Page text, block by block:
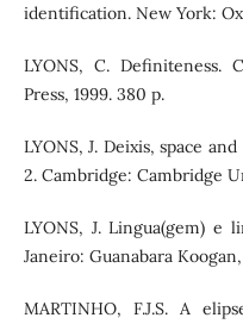
identification. New York:
LYONS, C. Definiteness.
Press, 1999. 380 p.
LYONS, J. Deixis, space
2. Cambridge: Cambridge
LYONS, J. Lingua(gem) e
Janeiro: Guanabara Koogan,
MARTINHO, F.J.S. A